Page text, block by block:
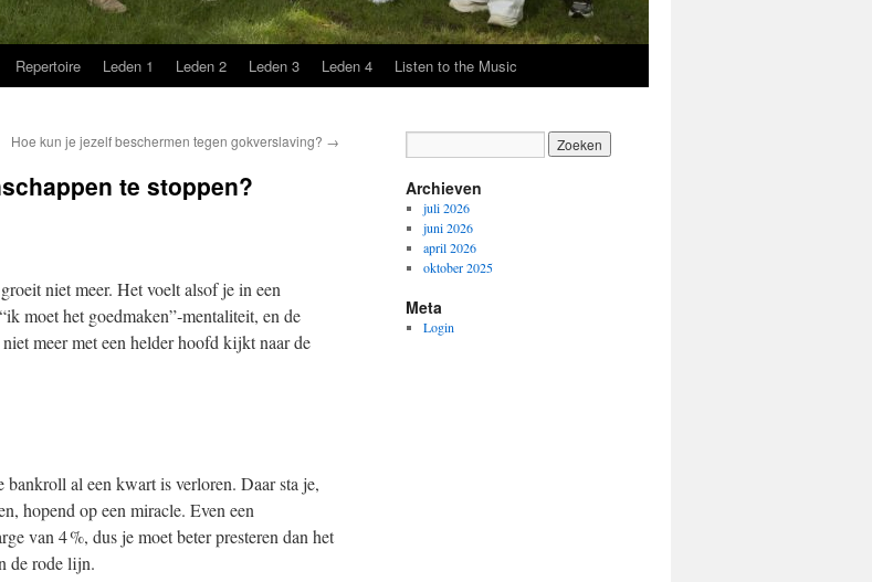
Repertoire Leden 1 Leden 2 Leden 3 Leden 4 Listen to the Music
Hoe kun je jezelf beschermen tegen gokverslaving? →
te stoppen?
niet meer. Het voelt alsof je in een
moet het goedmaken”‑mentaliteit, en de
meer met een helder hoofd kijkt naar de
al een kwart is verloren. Daar sta je,
hopend op een miracle. Even een
van 4 %, dus je moet beter presteren dan het
de rode lijn.
Archieven
juli 2026
juni 2026
april 2026
oktober 2025
Meta
Login